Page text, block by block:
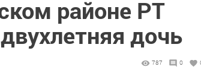
районе РТ
дочь
787 0